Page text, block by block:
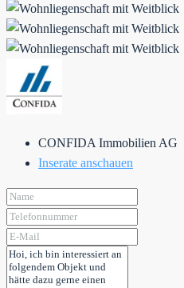
CONFIDA Immobilien AG
Inserate anschauen